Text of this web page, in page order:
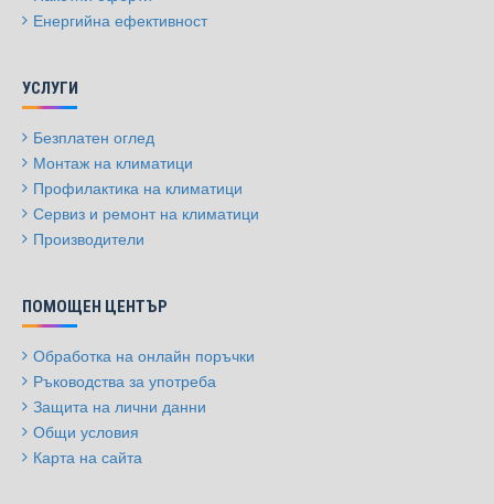
Енергийна ефективност
УСЛУГИ
Безплатен оглед
Монтаж на климатици
Профилактика на климатици
Сервиз и ремонт на климатици
Производители
ПОМОЩЕН ЦЕНТЪР
Обработка на онлайн поръчки
Ръководства за употреба
Защита на лични данни
Общи условия
Карта на сайта